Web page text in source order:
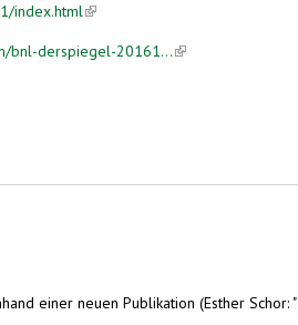
index.html(link is external)
bnl-derspiegel-20161...(link is external)
einer neuen Publikation (Esther Schor: "